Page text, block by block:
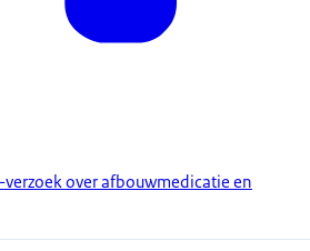
over afbouwmedicatie en